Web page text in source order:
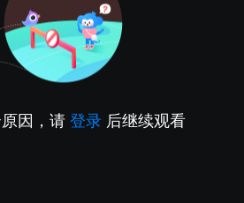
因，请 登录 后继续观看